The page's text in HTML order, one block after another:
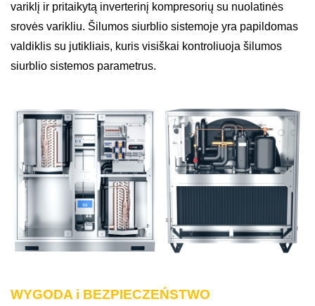
variklį ir pritaikytą inverterinį kompresorių su nuolatinės
srovės varikliu. Šilumos siurblio sistemoje yra papildomas
valdiklis su jutikliais, kuris visiškai kontroliuoja šilumos
siurblio sistemos parametrus.
WYGODA i BEZPIECZEŃSTWO